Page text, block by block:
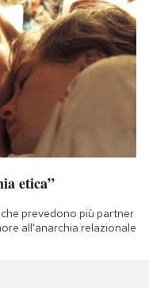
etica”
prevedono più partner
all'anarchia relazionale